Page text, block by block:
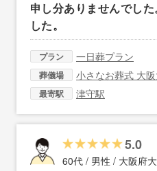
申し分ありませんでし
した。
プラン 一日葬プラン
葬儀場 小さなお葬式 大
最寄駅 津守駅
5.0
60代 / 男性 / 大阪府